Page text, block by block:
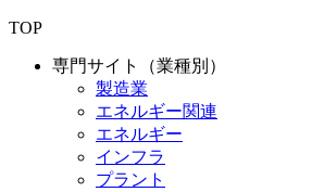
TOP
専門サイト（業種別）
製造業
エネルギー関連
エネルギー
インフラ
プラント